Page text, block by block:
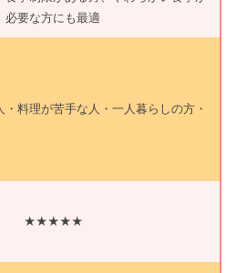
必要な方にも最適
料理が苦手な人・一人暮らしの方・
★★★★★